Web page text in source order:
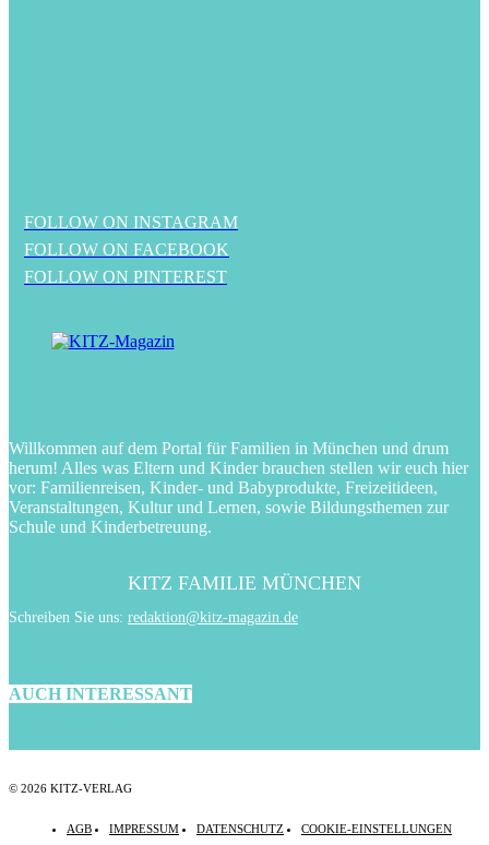
FOLLOW ON INSTAGRAM
FOLLOW ON FACEBOOK
FOLLOW ON PINTEREST
Willkommen auf dem Portal für Familien in München und drum
herum! Alles was Eltern und Kinder brauchen stellen wir euch hier
vor: Familienreisen, Kinder- und Babyprodukte, Freizeitideen,
Veranstaltungen, Kultur und Lernen, sowie Bildungsthemen zur
Schule und Kinderbetreuung.
KITZ FAMILIE MÜNCHEN
Schreiben Sie uns: redaktion@kitz-magazin.de
AUCH INTERESSANT
© 2026 KITZ-VERLAG
AGB IMPRESSUM DATENSCHUTZ
COOKIE-EINSTELLUNGEN